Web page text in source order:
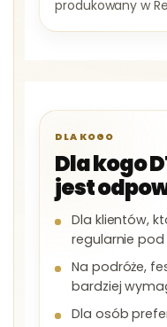
produkowany w
DLA KOGO
Dla kogo
jest
Dla klientów,
regularnie pod
Na podróże,
bardziej
Dla osób